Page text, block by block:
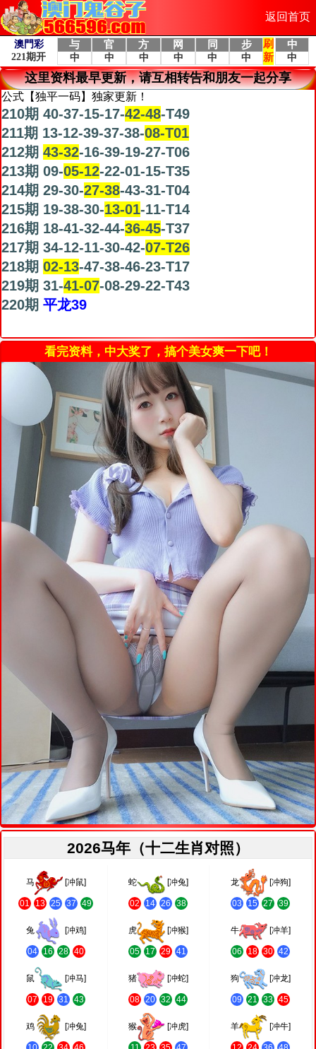
返回首页
这里资料最早更新，请互相转告和朋友一起分享
公式【独平一码】独家更新！
210期 40-37-15-17-42-48-T49
211期 13-12-39-37-38-08-T01
212期 43-32-16-39-19-27-T06
213期 09-05-12-22-01-15-T35
214期 29-30-27-38-43-31-T04
215期 19-38-30-13-01-11-T14
216期 18-41-32-44-36-45-T37
217期 34-12-11-30-42-07-T26
218期 02-13-47-38-46-23-T17
219期 31-41-07-08-29-22-T43
220期 平龙39
看完资料，中大奖了，搞个美女爽一下吧！
2026马年（十二生肖对照）
马 [冲鼠]
01 13 25 37 49
蛇 [冲兔]
02 14 26 38
龙 [冲狗]
03 15 27 39
兔 [冲鸡]
04 16 28 40
虎 [冲猴]
05 17 29 41
牛 [冲羊]
06 18 30 42
鼠 [冲马]
07 19 31 43
猪 [冲蛇]
08 20 32 44
狗 [冲龙]
09 21 33 45
鸡 [冲兔] 猴 [冲虎] 羊 [冲牛]